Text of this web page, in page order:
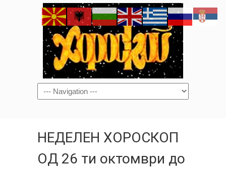
Navigation
НЕДЕЛЕН ХОРОСКОП
ОД 26 ти октомври до